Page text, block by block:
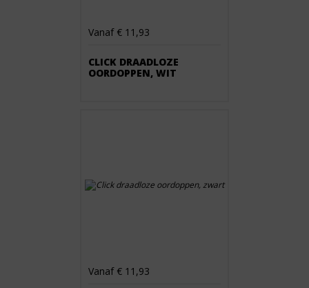
Vanaf € 11,93
CLICK DRAADLOZE
OORDOPPEN, WIT
Vanaf € 11,93